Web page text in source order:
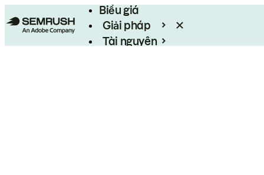
Biểu giá
Giải pháp
Tài nguyên